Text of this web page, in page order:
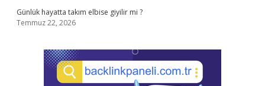
Günlük hayatta takım elbise giyilir mi ?
Temmuz 22, 2026